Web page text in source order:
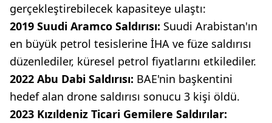
gerçekleştirebilecek kapasiteye ulaştı:
2019 Suudi Aramco Saldırısı: Suudi Arabistan'ın
en büyük petrol tesislerine İHA ve füze saldırısı
düzenlediler, küresel petrol fiyatlarını etkilediler.
2022 Abu Dabi Saldırısı: BAE'nin başkentini
hedef alan drone saldırısı sonucu 3 kişi öldü.
2023 Kızıldeniz Ticari Gemilere Saldırılar: